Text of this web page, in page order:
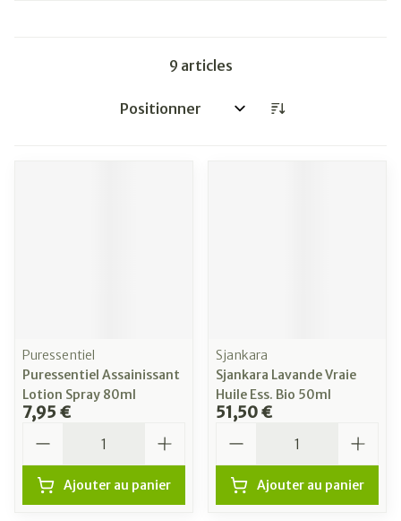
9 articles
Trier par:
Puressentiel
Puressentiel Assainissant
Lotion Spray 80ml
7,95 €
Ajouter au panier
Sjankara
Sjankara Lavande Vraie
Huile Ess. Bio 50ml
51,50 €
Ajouter au panier